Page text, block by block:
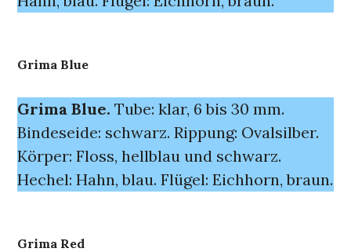
Grima Blue
Grima Blue. Tube: klar, 6 bis 30 mm.
Bindeseide: schwarz. Rippung: Ovalsilber.
Körper: Floss, hellblau und schwarz.
Hechel: Hahn, blau. Flügel: Eichhorn, braun.
Grima Red